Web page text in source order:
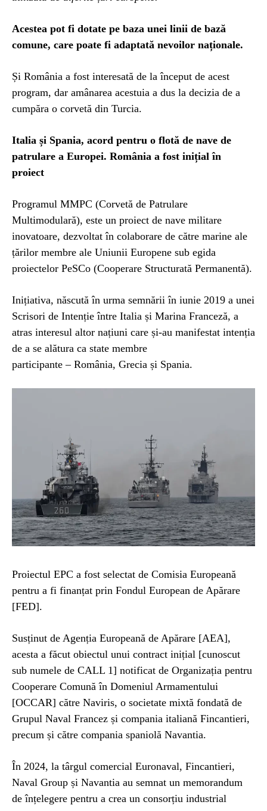
Acestea pot fi dotate pe baza unei linii de bază
comune, care poate fi adaptată nevoilor naționale.
Și România a fost interesată de la început de acest
program, dar amânarea acestuia a dus la decizia de a
cumpăra o corvetă din Turcia.
Italia și Spania, acord pentru o flotă de nave de
patrulare a Europei. România a fost inițial în
proiect
Programul MMPC (Corvetă de Patrulare
Multimodulară), este un proiect de nave militare
inovatoare, dezvoltat în colaborare de către marine ale
țărilor membre ale Uniunii Europene sub egida
proiectelor PeSCo (Cooperare Structurată Permanentă).
Inițiativa, născută în urma semnării în iunie 2019 a unei
Scrisori de Intenție între Italia și Marina Franceză, a
atras interesul altor națiuni care și-au manifestat intenția
de a se alătura ca state membre
participante – România, Grecia și Spania.
Proiectul EPC a fost selectat de Comisia Europeană
pentru a fi finanțat prin Fondul European de Apărare
[FED].
Susținut de Agenția Europeană de Apărare [AEA],
acesta a făcut obiectul unui contract inițial [cunoscut
sub numele de CALL 1] notificat de Organizația pentru
Cooperare Comună în Domeniul Armamentului
[OCCAR] către Naviris, o societate mixtă fondată de
Grupul Naval Francez și compania italiană Fincantieri,
precum și către compania spaniolă Navantia.
În 2024, la târgul comercial Euronaval, Fincantieri,
Naval Group și Navantia au semnat un memorandum
de înțelegere pentru a crea un consorțiu industrial